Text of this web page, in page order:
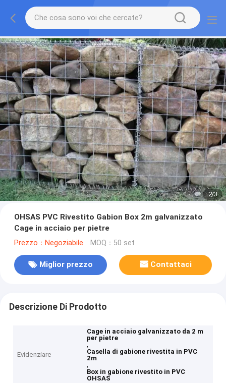
2/3
OHSAS PVC Rivestito Gabion Box 2m galvanizzato
Cage in acciaio per pietre
Prezzo：Negoziabile MOQ：50 set
Miglior prezzo Contattaci
Descrizione Di Prodotto
Evidenziare
Cage in acciaio galvanizzato da 2 m
per pietre
,
Casella di gabione rivestita in PVC
2m
,
Box in gabione rivestito in PVC
OHSAS